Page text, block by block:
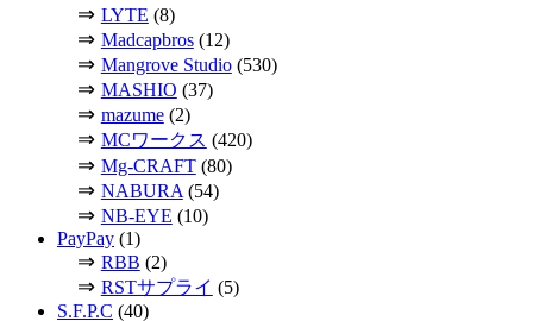
⇒ LYTE (8)
⇒ Madcapbros(12)
⇒ Mangrove Studio(530)
⇒ MASHIO (37)
⇒ mazume(2)
⇒ MCワークス (420)
⇒ Mg-CRAFT(80)
⇒ NABURA (54)
⇒ NB-EYE (10)
PayPay (1)
⇒ RBB (2)
⇒ RSTサプライ (5)
S.F.P.C (40)